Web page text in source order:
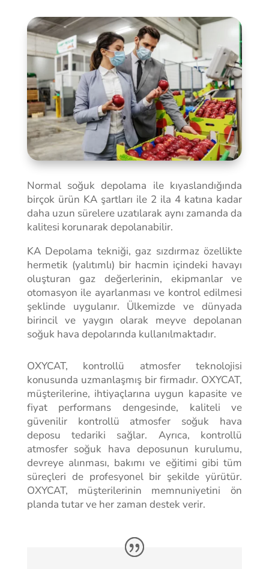
Normal soğuk depolama ile kıyaslandığında
birçok ürün KA şartları ile 2 ila 4 katına kadar
daha uzun sürelere uzatılarak aynı zamanda da
kalitesi korunarak depolanabilir.
KA Depolama tekniği, gaz sızdırmaz özellikte
hermetik (yalıtımlı) bir hacmin içindeki havayı
oluşturan gaz değerlerinin, ekipmanlar ve
otomasyon ile ayarlanması ve kontrol edilmesi
şeklinde uygulanır. Ülkemizde ve dünyada
birincil ve yaygın olarak meyve depolanan
soğuk hava depolarında kullanılmaktadır.
OXYCAT, kontrollü atmosfer teknolojisi
konusunda uzmanlaşmış bir firmadır. OXYCAT,
müşterilerine, ihtiyaçlarına uygun kapasite ve
fiyat performans dengesinde, kaliteli ve
güvenilir kontrollü atmosfer soğuk hava
deposu tedariki sağlar. Ayrıca, kontrollü
atmosfer soğuk hava deposunun kurulumu,
devreye alınması, bakımı ve eğitimi gibi tüm
süreçleri de profesyonel bir şekilde yürütür.
OXYCAT, müşterilerinin memnuniyetini ön
planda tutar ve her zaman destek verir.